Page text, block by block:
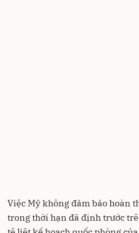
Việc Mỹ không đảm bảo hoàn
trong thời hạn đã định trước